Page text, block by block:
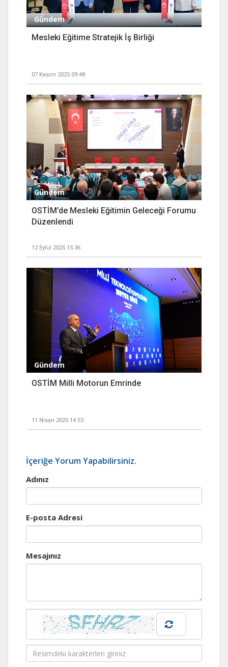
Gündem
Mesleki Eğitime Stratejik İş Birliği
07 Kasım 2025 09:48
Gündem
OSTİM’de Mesleki Eğitimin Geleceği Forumu
Düzenlendi
12 Eylül 2025 15:36
Gündem
OSTİM Milli Motorun Emrinde
11 Nisan 2025 14:53
İçeriğe Yorum Yapabilirsiniz.
Adınız
E-posta Adresi
Mesajınız